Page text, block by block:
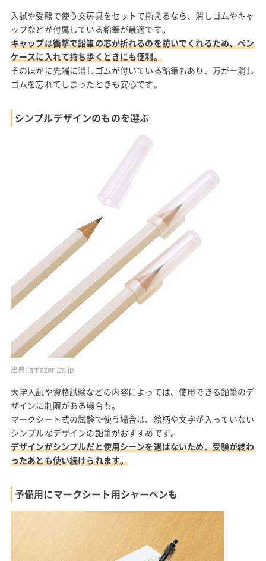
入試や受験で使う文房具をセットで揃えるなら、消しゴムやキャ
ップなどが付属している鉛筆が最適です。
キャップは衝撃で鉛筆の芯が折れるのを防いでくれるため、ペン
ケースに入れて持ち歩くときにも便利。
そのほかに先端に消しゴムが付いている鉛筆もあり、万が一消し
ゴムを忘れてしまったときも安心です。
シンプルデザインのものを選ぶ
出典: amazon.co.jp
大学入試や資格試験などの内容によっては、使用できる鉛筆のデ
ザインに制限がある場合も。
マークシート式の試験で使う場合は、絵柄や文字が入っていない
シンプルなデザインの鉛筆がおすすめです。
デザインがシンプルだと使用シーンを選ばないため、受験が終わ
ったあとも使い続けられます。
予備用にマークシート用シャーペンも